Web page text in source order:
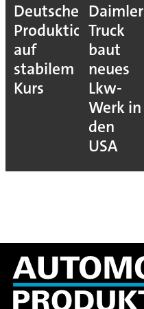
Deutsche
Produktion
auf
stabilem
Kurs
Daimler
Truck
baut
neues
Lkw-
Werk in
den
USA